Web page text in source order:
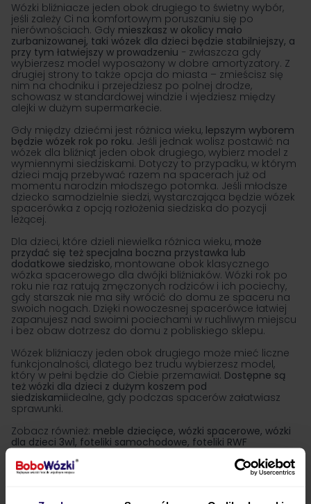
Wózki bliźniacze jeden obok drugiego to świetny wybór,
jeśli zależy Ci na komfortowym poruszaniu się po
nierównościach. Gdy mieszkasz w okolicy mało
zurbanizowanej, taki wózek dla dzieci będzie stabilniejszy, a
przy tym łatwiejszy w prowadzeniu − zwłaszcza gdy
wybierzesz model wyposażony w dobre amortyzatory. Z
drugiej strony to także opcja do miasta – zmieścisz się
nim na chodniku i przejedziesz po polnej drodze,
schowasz w standardowej windzie i wjedziesz między
alejki w dużym supermarkecie.
Gdy między dziećmi jest różnica wieku, lepszym wyborem
będzie wózek rok po roku. Jeśli jednak wolisz postawić na
wózek dla bliźniąt jeden obok drugiego, wybierz model z
wymiennymi siedziskami. Dotyczy to przypadku, w którym
dzieci mają przebywać razem na spacerach już od
momentu narodzin młodszego potomka. Jeśli młodsze
dziecko samodzielnie siedzi, wystarczająca będzie wózek
spacerówka z opcją rozłożenia siedziska do pozycji
leżącej.
Dla dzieci, które dzieli niewielka różnica wieku, może
przydać się też specjalna boczna przystawka lub
dodatkowe siedzisko, montowane obok klasycznego
wózka spacerowego dla dwójki bliźniaków. Wózki rok po
roku nie raz ratują zmęczonych rodziców i ich pociechy,
gdy starszak nie ma siły wrócić do domu ze spaceru na
swoich nogach. Dzięki nowoczesnej spacerówce łatwiej
zapanujesz nad swoimi pociechami w ruchliwym miejscu
i bez obaw dotrzesz do domu z pobliskiego sklepu.
Wózek bliźniaczy jeden obok drugiego może mieć liczne
funkcjonalności, dlatego bez trudu wybierzesz model,
który w pełni będzie do Ciebie przemawiał. Dostępne są
też wózki dla dzieci z dużym koszem pod
siedziskamiidealne, gdy podczas spacerów załatwiasz
sprawunki.
Zobacz również: meble dziecięce, wózki spacerowe, wózki
dla dzieci 3w1, foteliki samochodowe, foteliki RWF
Wózek jeden obok drugiego czy jeden za